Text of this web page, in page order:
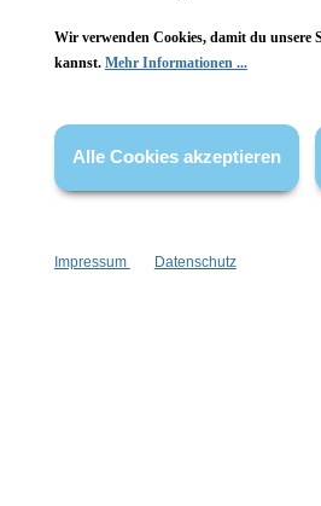
Vertrag
* Alle Preise inkl. gesetzl.
wenn nicht anders
Wir verwenden Cookies, damit du unsere
kannst. Mehr Informationen ...
Alle Cookies akzeptieren
Impressum Datenschutz